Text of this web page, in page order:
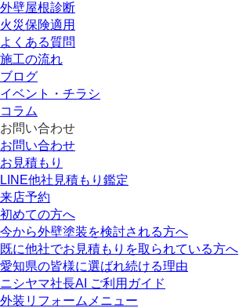
外壁屋根診断
火災保険適用
よくある質問
施工の流れ
ブログ
イベント・チラシ
コラム
お問い合わせ
お問い合わせ
お見積もり
LINE他社見積もり鑑定
来店予約
初めての方へ
今から外壁塗装を検討される方へ
既に他社でお見積もりを取られている方へ
愛知県の皆様に選ばれ続ける理由
ニシヤマ社長AI ご利用ガイド
外装リフォームメニュー